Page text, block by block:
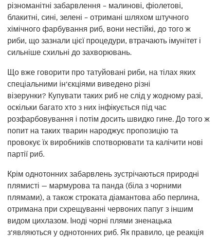
різноманітні забарвлення – малинові, фіолетові,
блакитні, сині, зелені – отримані шляхом штучного
хімічного фарбування риб, вони нестійкі, до того ж
риби, що зазнали цієї процедури, втрачають імунітет і
сильніше схильні до захворювань.
Що вже говорити про татуйовані риби, на тілах яких
спеціальними ін’єкціями виведено різні
візерунки? Купувати таких риб не слід у жодному разі,
оскільки багато хто з них інфікується під час
розфарбовування і потім досить швидко гине. До того ж
попит на таких тварин народжує пропозицію та
провокує їх виробників спотворювати та калічити нові
партії риб.
Крім однотонних забарвлень зустрічаються природні
плямисті — мармурова та панда (біла з чорними
плямами), а також строката діамантова або перлина,
отримана при схрещуванні червоних папуг з іншим
видом цихлазом. Іноді чорні плями зненацька
з’являються у однотонних риб. Як правило, це реакція